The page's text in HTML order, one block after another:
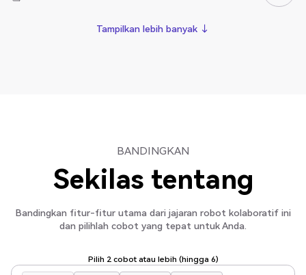
Tampilkan lebih banyak ↓
BANDINGKAN
Sekilas tentang
Bandingkan fitur-fitur utama dari jajaran robot kolaboratif ini
dan pilihlah cobot yang tepat untuk Anda.
Pilih 2 cobot atau lebih (hingga 6)